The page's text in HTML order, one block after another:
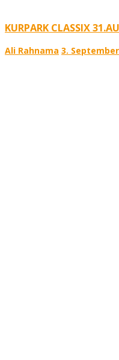
KURPARK CLASSIX
Ali Rahnama 3.